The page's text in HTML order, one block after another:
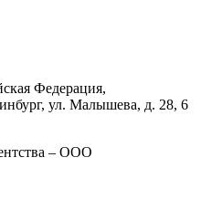
Федерация,
, ул. Малышева, д. 28, 6
– ООО